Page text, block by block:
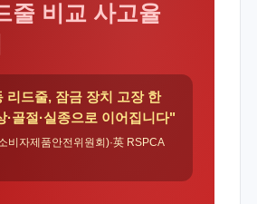
줄 비교 사고율
리드줄, 잠금 장치 고장 한
·골절·실종으로 이어집니다"
비자제품안전위원회)·英 RSPCA